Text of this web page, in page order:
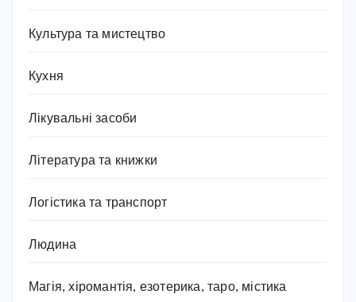
Культура та мистецтво
Кухня
Лікувальні засоби
Література та книжки
Логістика та транспорт
Людина
Магія, хіромантія, езотерика, таро, містика